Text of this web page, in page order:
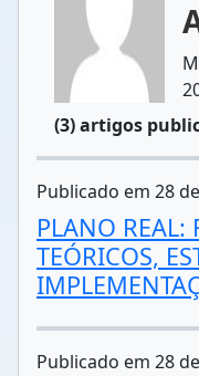
(3) artigos
Publicado em 28
PLANO REAL:
TEÓRICOS,
Publicado em 28